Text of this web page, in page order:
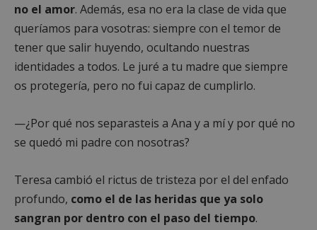
no el amor. Además, esa no era la clase de vida que
queríamos para vosotras: siempre con el temor de
tener que salir huyendo, ocultando nuestras
identidades a todos. Le juré a tu madre que siempre
os protegería, pero no fui capaz de cumplirlo.
—¿Por qué nos separasteis a Ana y a mí y por qué no
se quedó mi padre con nosotras?
Teresa cambió el rictus de tristeza por el del enfado
profundo, como el de las heridas que ya solo
sangran por dentro con el paso del tiempo.